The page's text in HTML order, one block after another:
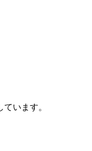
います。